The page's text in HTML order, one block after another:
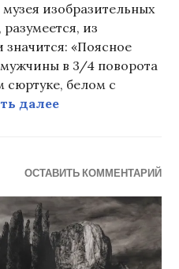
изобразительных
из
значится: «Поясное
в 3/4 поворота
сюртуке, белом с
далееКавалер из
ОСТАВИТЬ КОММЕНТАРИЙ